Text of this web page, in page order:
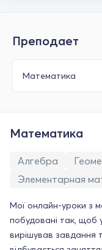
Преподает
Математика
Алгебра
Элементарная
Мої онлайн-уроки з
побудовані так, щоб
вирішував завдання